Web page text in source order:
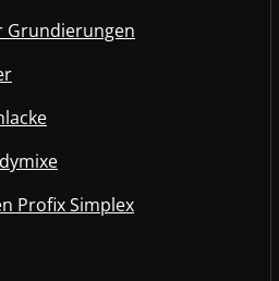
Grundierungen
Profix Simplex